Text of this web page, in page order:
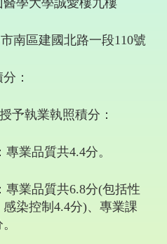
學大學誠愛樓九樓
區建國北路一段110號
：
予執業執照積分：
專業品質共4.4分。
專業品質共6.8分(包括性
感染控制4.4分)、專業課